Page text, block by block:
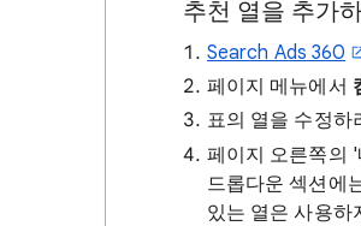
추천 열을 추가
Search Ads 360
페이지 메뉴에서
표의 열을 수정하
페이지 오른쪽의
드롭다운 섹션에
있는 열은 사용하